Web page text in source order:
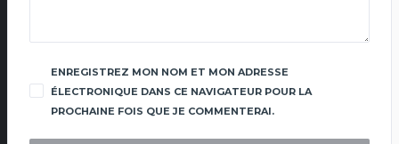
ENREGISTREZ MON NOM ET MON ADRESSE
ÉLECTRONIQUE DANS CE NAVIGATEUR POUR LA
PROCHAINE FOIS QUE JE COMMENTERAI.